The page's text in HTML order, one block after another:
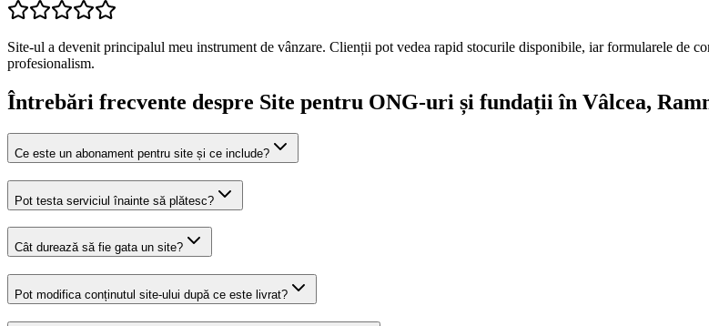
Site-ul a devenit principalul meu instrument de vânzare. Clienții pot vedea rapid stocurile disponibile, iar formularele de
profesionalism.
Întrebări frecvente despre Site pentru ONG-uri și fundații în Vâlcea,
Ce este un abonament pentru site și ce include?
Pot testa serviciul înainte să plătesc?
Cât durează să fie gata un site?
Pot modifica conținutul site-ului după ce este livrat?